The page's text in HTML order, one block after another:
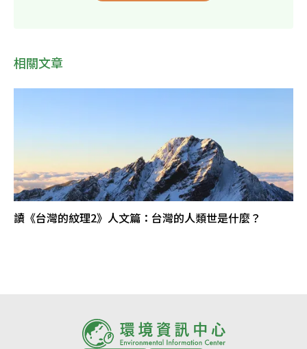
相關文章
讀《台灣的紋理2》人文篇：台灣的人類世是什麼？